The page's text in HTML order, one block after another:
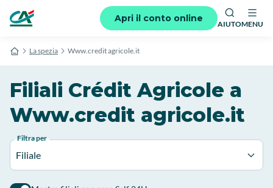
Apri il conto online
AIUTOMENU
La spezia Www.credit agricole.it
Filiali Crédit Agricole a
Www.credit agricole.it
Filtra per
Filiale